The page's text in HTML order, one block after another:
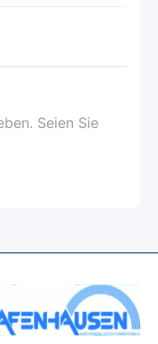
Seien Sie